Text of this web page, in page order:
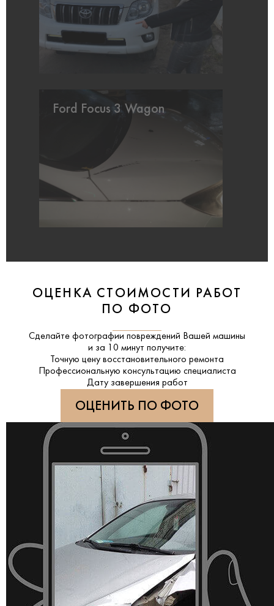
Ford Focus 3 Wagon
ОЦЕНКА СТОИМОСТИ РАБОТ
ПО ФОТО
Сделайте фотографии повреждений Вашей машины
и за 10 минут получите:
Точную цену восстановительного ремонта
Профессиональную консультацию специалиста
Дату завершения работ
ОЦЕНИТЬ ПО ФОТО